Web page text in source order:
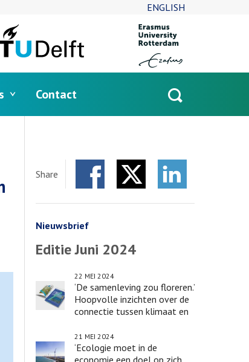
ENGLISH
Contact
Share
Nieuwsbrief
Editie Juni 2024
‘De samenleving zou floreren.’
Hoopvolle inzichten over de
connectie tussen klimaat en
22 MEI 2024
‘Ecologie moet in de
economie een doel op zich
21 MEI 2024